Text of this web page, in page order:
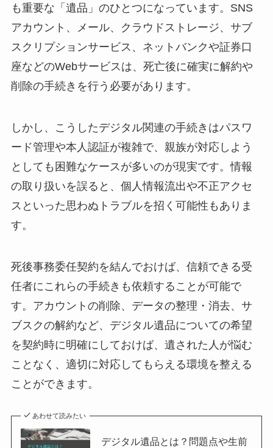
も重要な「遺品」のひとつになっています。SNS
アカウント、メール、クラウドストレージ、サブ
スクリプションサービス、ネットバンクや証券口
座などのWebサービスは、死亡後に確実に解約や
削除の手続きを行う必要があります。
しかし、こうしたデジタル関連の手続きはパスワ
ード管理や本人認証が複雑で、親族が対応しよう
としても困難なケースが多いのが現実です。情報
の取り扱いを誤ると、個人情報流出や不正アクセ
スといった思わぬトラブルを招く可能性もありま
す。
死後事務委任契約を結んでおけば、信頼できる受
任者にこれらの手続きも依頼することが可能で
す。アカウントの削除、データの整理・消去、サ
ブスクの解約など、デジタル遺品についての希望
を契約時に明確にしておけば、遺された人が悩む
ことなく、適切に対応してもらえる環境を整える
ことができます。
あわせて読みたい
デジタル遺品とは？問題点や生前